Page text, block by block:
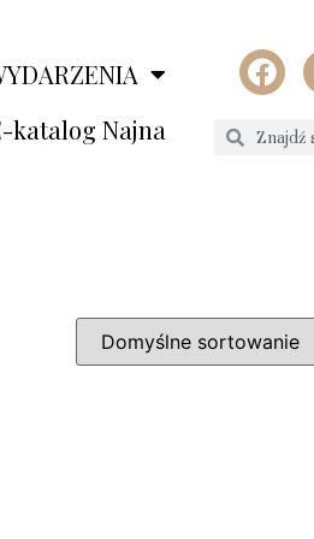
katalog Najna